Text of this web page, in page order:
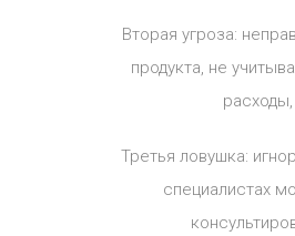
Вторая угроза:
продукта, не
Третья ловушка:
специалистах